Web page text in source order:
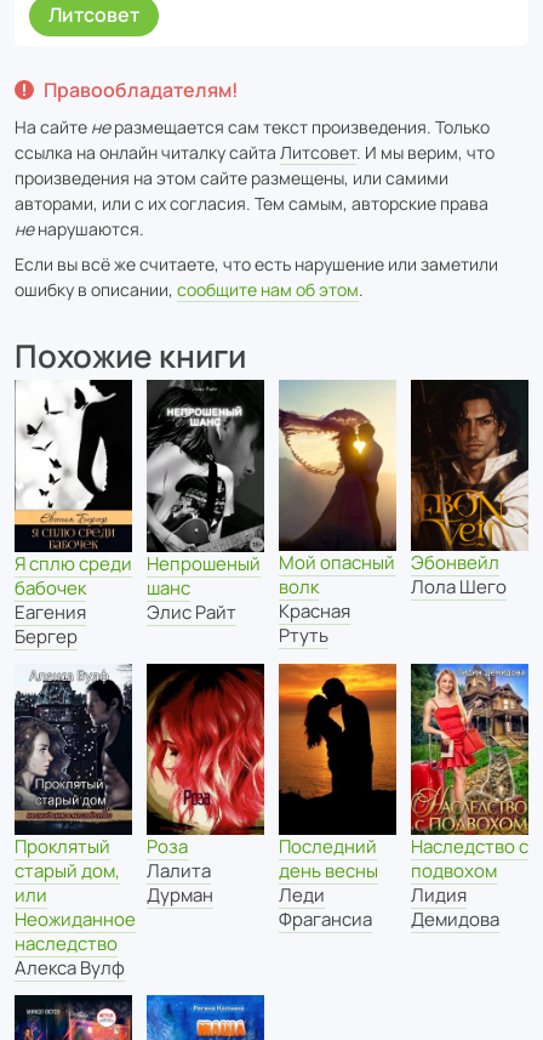
Литсовет
Правообладателям!
На сайте неразмещается сам текст произведения. Только
ссылка на онлайн читалку сайта Литсовет. И мы верим, что
произведения на этом сайте размещены, или самими
авторами, или с их согласия. Тем самым, авторские права
ненарушаются.
Если вы всё же считаете, что есть нарушение или заметили
ошибку в описании, сообщите нам об этом.
Похожие книги
Я сплю среди
бабочек
Еагения
Бергер
Непрошеный
шанс
Элис Райт
Мой опасный
волк
Красная
Ртуть
Эбонвейл
Лола Шего
Проклятый
старый дом,
или
Неожиданное
наследство
Алекса Вулф
Роза
Лалита
Дурман
Последний
день весны
Леди
Фрагансиа
Наследство с
подвохом
Лидия
Демидова